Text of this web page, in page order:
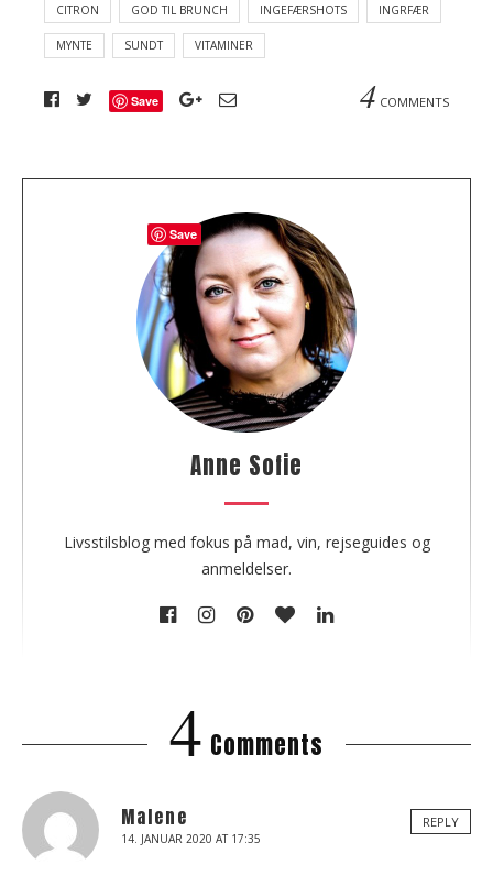
CITRON GOD TIL BRUNCH INGEFÆRSHOTS INGRFÆR
MYNTE SUNDT VITAMINER
Save 4 COMMENTS
Anne Sofie
Livsstilsblog med fokus på mad, vin, rejseguides og
anmeldelser.
4 Comments
Malene
14. JANUAR 2020 AT 17:35
REPLY
Save